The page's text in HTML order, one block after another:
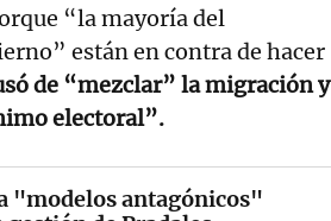
“la mayoría del
están en contra de hacer
de “mezclar” la migración y
electoral”.
"modelos antagónicos"